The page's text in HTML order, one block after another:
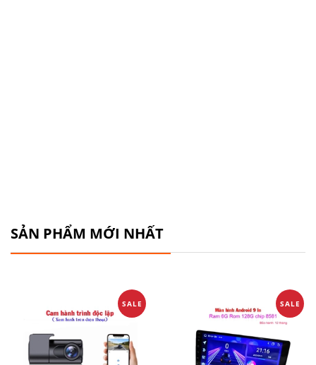
SẢN PHẨM MỚI NHẤT
SALE SALE